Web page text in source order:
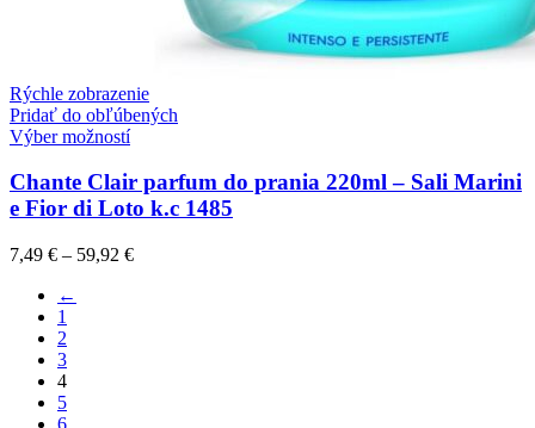
Rýchle zobrazenie
Pridať do obľúbených
Výber možností
Chante Clair parfum do prania 220ml – Sali Marini
e Fior di Loto k.c 1485
7,49 € – 59,92 €
←
1
2
3
4
5